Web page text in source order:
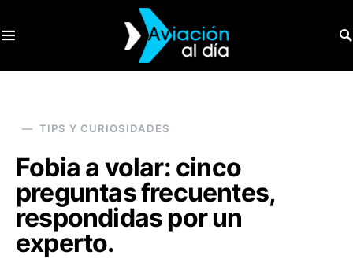
TIPS Y CURIOSIDADES
Fobia a volar: cinco
preguntas frecuentes,
respondidas por un
experto.